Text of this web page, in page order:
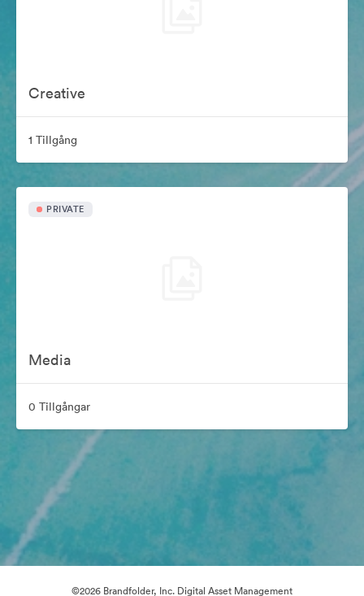
Creative
1 Tillgång
PRIVATE
Media
0 Tillgångar
©2026 Brandfolder, Inc. Digital Asset Management